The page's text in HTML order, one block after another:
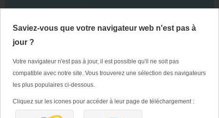
Dispositifs médicaux
NATALBEN PLUS ®
Saviez-vous que votre navigateur web n'est pas à
jour ?
Votre navigateur n'est pas à jour, il est possible qu'il ne soit pas
compatible avec notre site. Vous trouverez une sélection des navigateurs
les plus populaires ci-dessous.
Cliquez sur les icones pour accéder à leur page de téléchargement :